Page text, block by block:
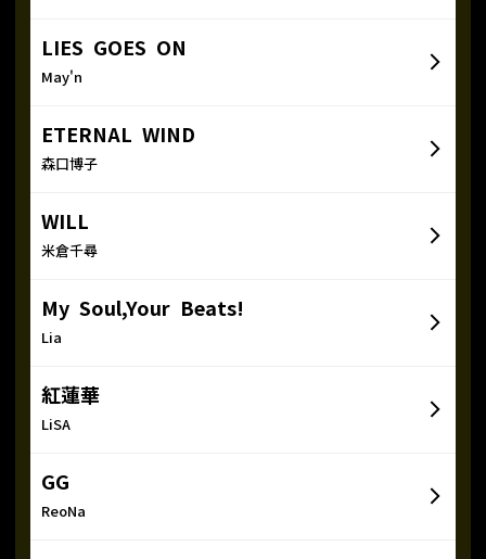
LIES GOES ON
May'n
ETERNAL WIND
森口博子
WILL
米倉千尋
My Soul,Your Beats!
Lia
紅蓮華
LiSA
GG
ReoNa